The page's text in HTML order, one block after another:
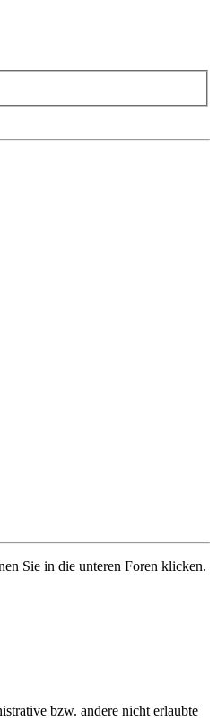
Sie in die unteren Foren klicken.
bzw. andere nicht erlaubte